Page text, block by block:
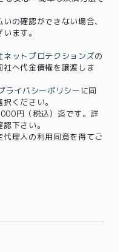
の確認ができない場合、
ます。
ネットプロテクションズの
へ代金債権を譲渡しま
ライバシーポリシー に同
ください。
円（税込）迄です。詳
下さい。
理人の利用同意を得てご